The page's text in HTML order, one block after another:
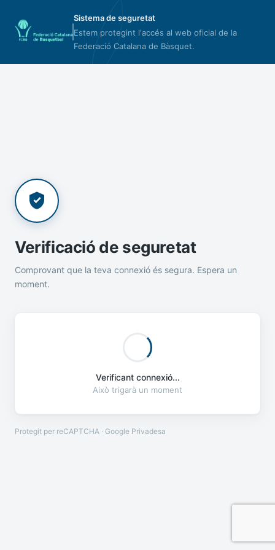
Sistema de seguretat
Estem protegint l'accés al web oficial de la
Federació Catalana de Bàsquet.
Verificació de seguretat
Comprovant que la teva connexió és segura. Espera un
moment.
Verificant connexió...
Això trigarà un moment
Protegit per reCAPTCHA · Google Privadesa